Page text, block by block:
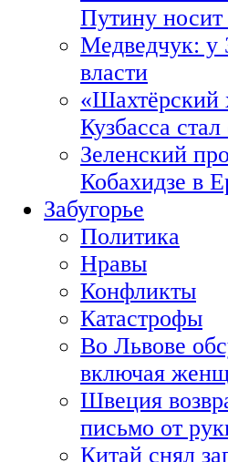
Путину носит
Медведчук: у
власти
«Шахтёрский
Кузбасса
Зеленский
Кобахидзе в
Забугорье
Политика
Нравы
Конфликты
Катастрофы
Во Львове
включая
Швеция
письмо от
Китай снял